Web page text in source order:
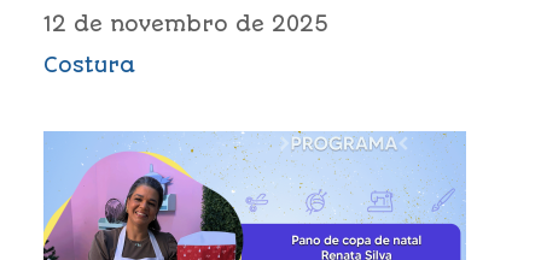
12 de novembro de 2025
Costura